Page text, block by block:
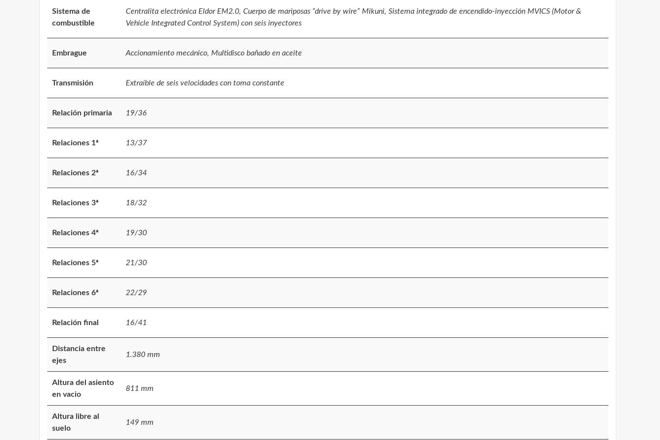
Sistema de
combustible
Centralita electrónica Eldor EM2.0, Cuerpo de mariposas “drive by wire” Mikuni, Sistema integrado de encendido-inyección MVICS (Motor &
Vehicle Integrated Control System) con seis inyectores
Embrague Accionamiento mecánico, Multidisco bañado en aceite
Transmisión Extraíble de seis velocidades con toma constante
Relación primaria 19/36
Relaciones 1ª 13/37
Relaciones 2ª 16/34
Relaciones 3ª 18/32
Relaciones 4ª 19/30
Relaciones 5ª 21/30
Relaciones 6ª 22/29
Relación final 16/41
Distancia entre
ejes
1.380 mm
Altura del asiento
en vacio
811 mm
Altura libre al
suelo
149 mm